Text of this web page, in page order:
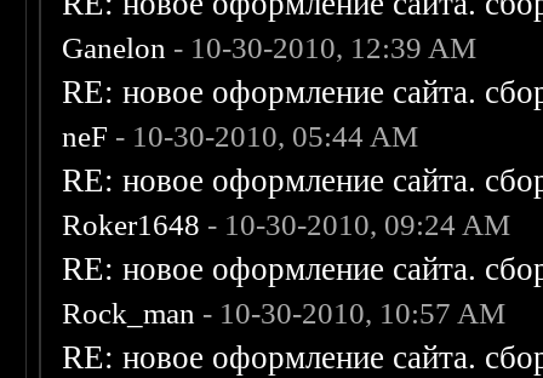
Ganelon - 10-30-2010, 12:39 AM
RE: новое оформление сайта.
neF - 10-30-2010, 05:44 AM
RE: новое оформление сайта.
Roker1648 - 10-30-2010, 09:24 AM
RE: новое оформление сайта.
Rock_man - 10-30-2010, 10:57 AM
RE: новое оформление сайта.